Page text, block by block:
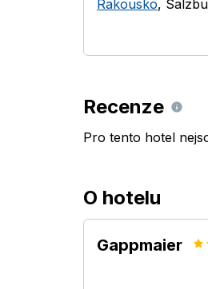
Rakousko,
Recenze
Pro tento hotel
O hotelu
Gappmaier